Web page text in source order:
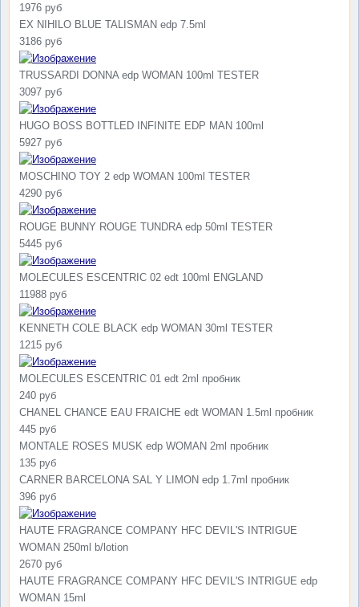
1976 руб
EX NIHILO BLUE TALISMAN edp 7.5ml
3186 руб
TRUSSARDI DONNA edp WOMAN 100ml TESTER
3097 руб
HUGO BOSS BOTTLED INFINITE EDP MAN 100ml
5927 руб
MOSCHINO TOY 2 edp WOMAN 100ml TESTER
4290 руб
ROUGE BUNNY ROUGE TUNDRA edp 50ml TESTER
5445 руб
MOLECULES ESCENTRIC 02 edt 100ml ENGLAND
11988 руб
KENNETH COLE BLACK edp WOMAN 30ml TESTER
1215 руб
MOLECULES ESCENTRIC 01 edt 2ml пробник
240 руб
CHANEL CHANCE EAU FRAICHE edt WOMAN 1.5ml пробник
445 руб
MONTALE ROSES MUSK edp WOMAN 2ml пробник
135 руб
CARNER BARCELONA SAL Y LIMON edp 1.7ml пробник
396 руб
HAUTE FRAGRANCE COMPANY HFC DEVIL'S INTRIGUE
WOMAN 250ml b/lotion
2670 руб
HAUTE FRAGRANCE COMPANY HFC DEVIL'S INTRIGUE edp
WOMAN 15ml